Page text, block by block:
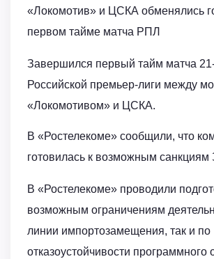
«Локомотив» и ЦСКА обменялись
первом тайме матча РПЛ
Завершился первый тайм матча 21-
Российской премьер-лиги между
«Локомотивом» и ЦСКА.
В «Ростелекоме» сообщили, что
готовилась к возможным санкциям
В «Ростелекоме» проводили
возможным ограничениям
линии импортозамещения, так и по
отказоустойчивости программного